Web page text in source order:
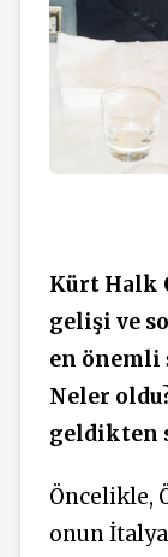
Kürt Halk
gelişi ve
en
Neler
geldikten
Öncelikle,
onun